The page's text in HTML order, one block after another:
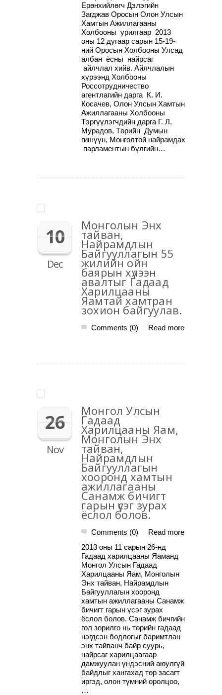
Ерөнхийлөгч Дэлэгийн
Загджав Оросын Олон Улсын
Хамтын Ажиллагааны
Холбооны урилгаар 2013
оны 12 дугаар сарын 15-19-
ний Оросын Холбооны Улсад
албан ёсны найрсаг
айлчлал хийв. Айлчлалын
хүрээнд Холбооны
Россотрудничество
агентлагийн дарга К. И.
Косачев, Олон Улсын Хамтын
Ажиллагааны Холбооны
Тэргүүлэгчдийн дарга Г. Л.
Мурадов, Төрийн Думын
гишүүн, Монголтой найрамдах
парламентын бүлгийн…
10
Dec
Монголын Энх
тайван,
Найрамдлын
Байгууллагын 55
жилийн ойн
баярын хүлээн
авалтыг Гадаад
Харилцааны
Яамтай хамтран
зохион байгуулав.
Comments (0) Read more
26
Nov
Монгол Улсын
Гадаад
Харилцааны Яам,
Монголын Энх
тайван,
Найрамдлын
Байгууллагын
хооронд хамтын
ажиллагааны
Санамж бичигт
гарын үсэг зурах
ёслол болов.
Comments (0)
Read more
2013 оны 11 сарын 26-нд
Гадаад харилцааны Яаманд
Монгол Улсын Гадаад
Харилцааны Яам, Монголын
Энх тайван, Найрамдлын
Байгууллагын хооронд
хамтын ажиллагааны Санамж
бичигт гарын үсэг зурах
ёслол болов. Санамж бичгийн
гол зорилго нь төрийн гадаад
нэгдсэн бодлогыг баримтлан
энх тайванч байр суурь,
найрсаг харилцаагаар
дамжуулан үндэсний аюулгүй
байдлыг хангахад төр засагт
иргэд, олон түмний оролцоо,
…